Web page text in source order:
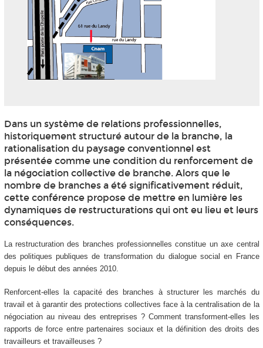
Dans un système de relations professionnelles,
historiquement structuré autour de la branche, la
rationalisation du paysage conventionnel est
présentée comme une condition du renforcement de
la négociation collective de branche. Alors que le
nombre de branches a été significativement réduit,
cette conférence propose de mettre en lumière les
dynamiques de restructurations qui ont eu lieu et leurs
conséquences.
La restructuration des branches professionnelles constitue un axe central
des politiques publiques de transformation du dialogue social en France
depuis le début des années 2010.
Renforcent-elles la capacité des branches à structurer les marchés du
travail et à garantir des protections collectives face à la centralisation de la
négociation au niveau des entreprises ? Comment transforment-elles les
rapports de force entre partenaires sociaux et la définition des droits des
travailleurs et travailleuses ?